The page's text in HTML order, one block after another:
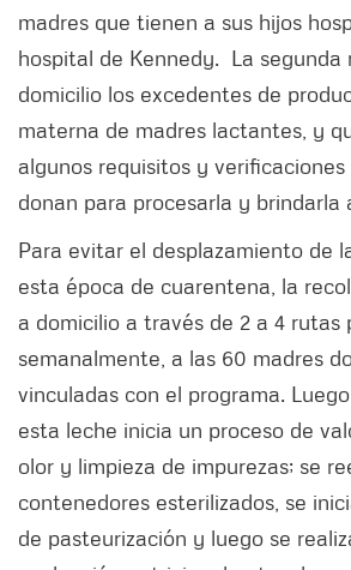
madres que tienen a sus hijos
hospital de Kennedy. La segunda
domicilio los excedentes de
materna de madres lactantes, y
algunos requisitos y verificaciones
donan para procesarla y brindarla
Para evitar el desplazamiento de
esta época de cuarentena, la
a domicilio a través de 2 a 4 rutas
semanalmente, a las 60 madres
vinculadas con el programa.
esta leche inicia un proceso de
olor y limpieza de impurezas; se
contenedores esterilizados, se
de pasteurización y luego se